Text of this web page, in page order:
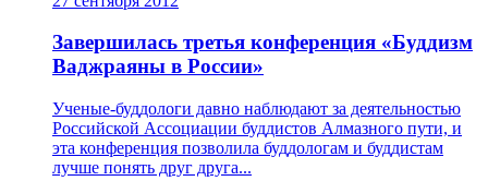
Завершилась третья конференция «Буддизм
Ваджраяны в России»
Ученые-буддологи давно наблюдают за деятельностью
Российской Ассоциации буддистов Алмазного пути, и
эта конференция позволила буддологам и буддистам
лучше понять друг друга...